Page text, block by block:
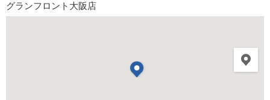
グランフロント大阪店